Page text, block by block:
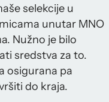
selekcije u
unutar MNO
Nužno je bilo
sredstva za to.
osigurana pa
do kraja.